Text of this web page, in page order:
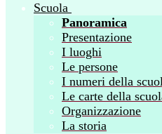
Scuola
Panoramica
Presentazione
I luoghi
Le persone
I numeri della
Le carte della
Organizzazione
La storia